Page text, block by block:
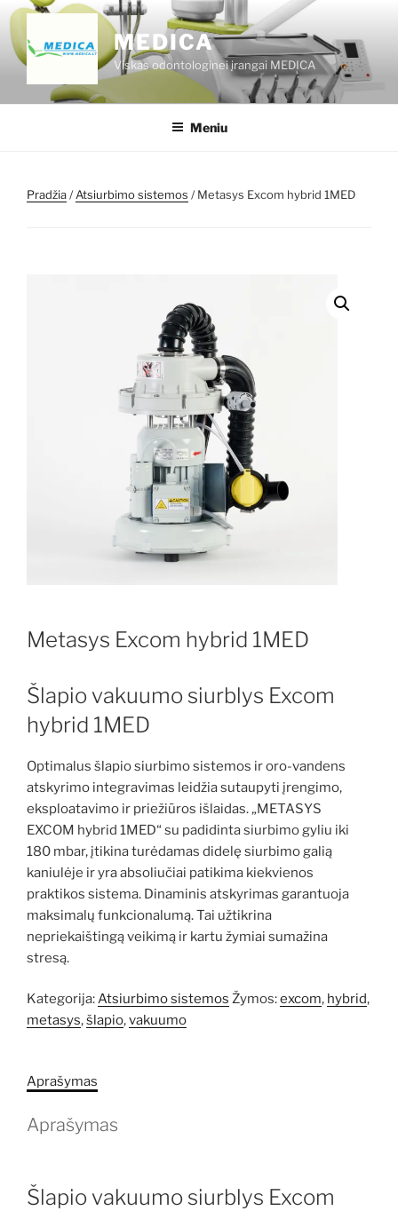
Eiti
prie
turinio
MEDICA
Viskas odontologinei įrangai MEDICA
Meniu
Pradžia/Atsiurbimo sistemos / Metasys Excom hybrid 1MED
Metasys Excom hybrid 1MED
Šlapio vakuumo siurblys Excom
hybrid 1MED
Optimalus šlapio siurbimo sistemos ir oro-vandens
atskyrimo integravimas leidžia sutaupyti įrengimo,
eksploatavimo ir priežiūros išlaidas. „METASYS
EXCOM hybrid 1MED“ su padidinta siurbimo gyliu iki
180 mbar, įtikina turėdamas didelę siurbimo galią
kaniulėje ir yra absoliučiai patikima kiekvienos
praktikos sistema. Dinaminis atskyrimas garantuoja
maksimalų funkcionalumą. Tai užtikrina
nepriekaištingą veikimą ir kartu žymiai sumažina
stresą.
Kategorija:Atsiurbimo sistemos Žymos:excom, hybrid,
metasys,šlapio,vakuumo
Aprašymas
Aprašymas
Šlapio vakuumo siurblys Excom